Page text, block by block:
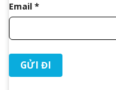
Email *